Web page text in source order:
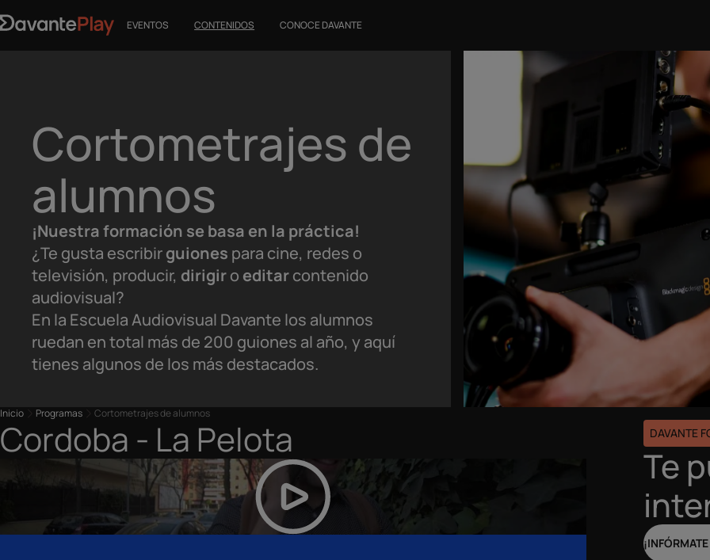
EVENTOS CONTENIDOS CONOCE DAVANTE
Cortometrajes de
alumnos
¡Nuestra formación se basa en la práctica!
¿Te gusta escribirguiones para cine, redes o
televisión, producir, dirigiro editarcontenido
audiovisual?
En la Escuela Audiovisual Davante los alumnos
ruedan en total más de 200 guiones al año, y aquí
tienes algunos de los más destacados.
Inicio Programas Cortometrajes de alumnos
Cordoba - La Pelota DAVANTE
Te